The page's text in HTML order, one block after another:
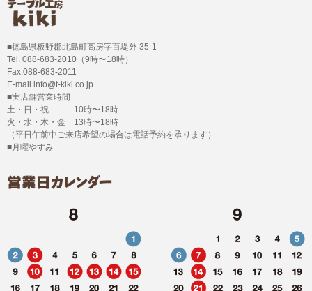
■徳島県板野郡北島町高房字百堤外 35-1
Tel. 088-683-2010（9時〜18時）
Fax.088-683-2011
E-mail info@t-kiki.co.jp
■実店舗営業時間
土・日・祝 10時〜18時
火・水・木・金 13時〜18時
（平日午前中ご来店希望の場合は電話予約を承ります）
■月曜やすみ